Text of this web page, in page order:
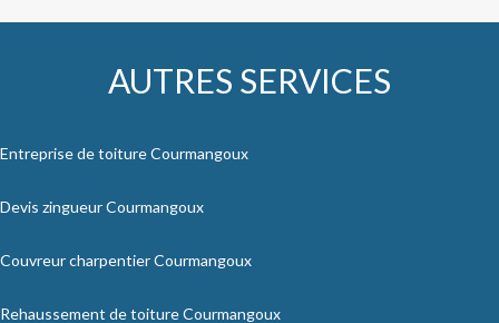
AUTRES SERVICES
Entreprise de toiture Courmangoux
Devis zingueur Courmangoux
Couvreur charpentier Courmangoux
Rehaussement de toiture Courmangoux